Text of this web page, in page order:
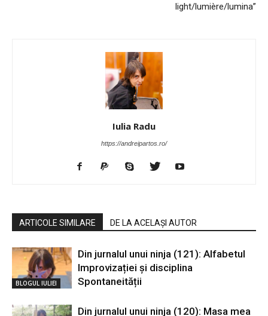
light/lumière/lumina”
Iulia Radu
https://andreipartos.ro/
ARTICOLE SIMILARE DE LA ACELAȘI AUTOR
BLOGUL IULIEI
Din jurnalul unui ninja (121): Alfabetul
Improvizației și disciplina
Spontaneității
Din jurnalul unui ninja (120): Masa mea